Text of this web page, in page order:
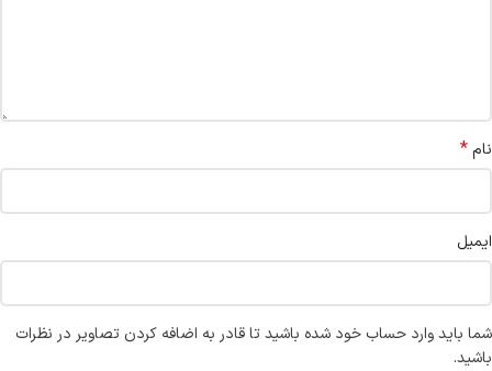
نام*
ایمیل
شما باید وارد حساب خود شده باشید تا قادر به اضافه کردن تصاویر در نظرات
باشید.